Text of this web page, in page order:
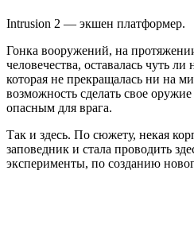
Intrusion 2 — экшен платформер.
Гонка вооружений, на
человечества, оставалась чуть
которая не прекращалась ни на
возможность сделать свое
опасным для врага.
Так и здесь. По сюжету, некая
заповедник и стала проводить
эксперименты, по созданию